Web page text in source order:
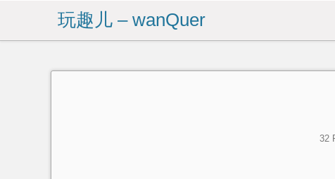
玩趣儿 – wanQuer
32